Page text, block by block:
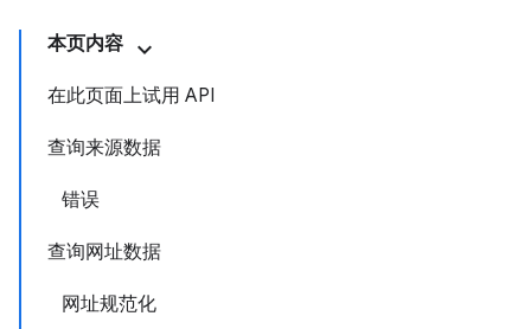
本页内容
在此页面上试用 API
查询来源数据
错误
查询网址数据
网址规范化